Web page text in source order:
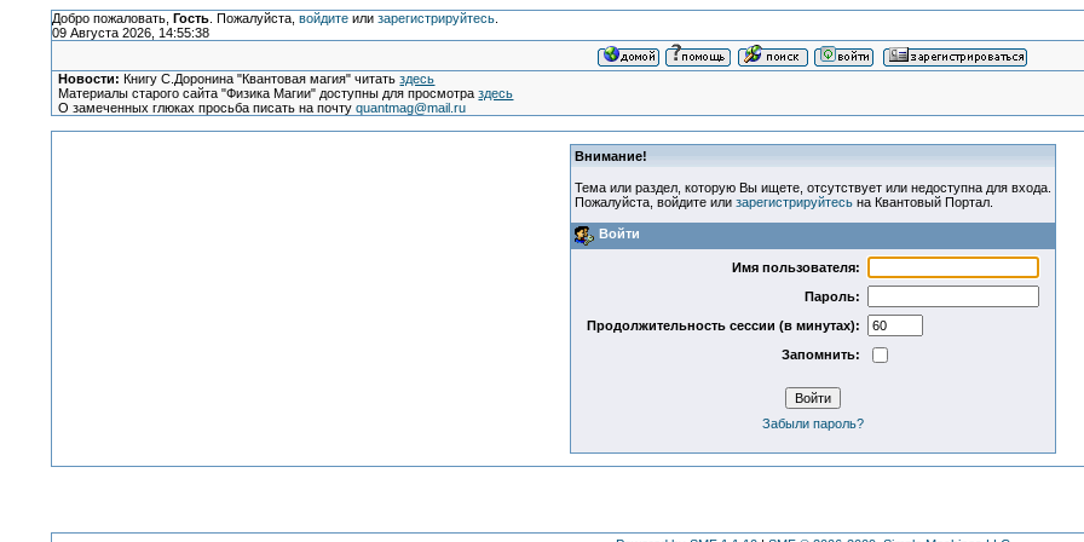
Добро пожаловать, Гость. Пожалуйста, войдитеили зарегистрируйтесь.
09 Августа 2026, 14:55:38
Новости: Книгу С.Доронина "Квантовая магия" читатьздесь
Материалы старого сайта "Физика Магии" доступны для просмотраздесь
О замеченных глюках просьба писать на почтуquantmag@mail.ru
Внимание!
Тема или раздел, которую Вы ищете, отсутствует или недоступна для входа.
Пожалуйста, войдите или зарегистрируйтесь на Квантовый Портал.
Войти
Имя пользователя:
Пароль:
Продолжительность сессии (в минутах):
Запомнить:
Забыли пароль?